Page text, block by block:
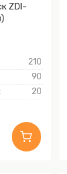
ZDI-
210
90
20